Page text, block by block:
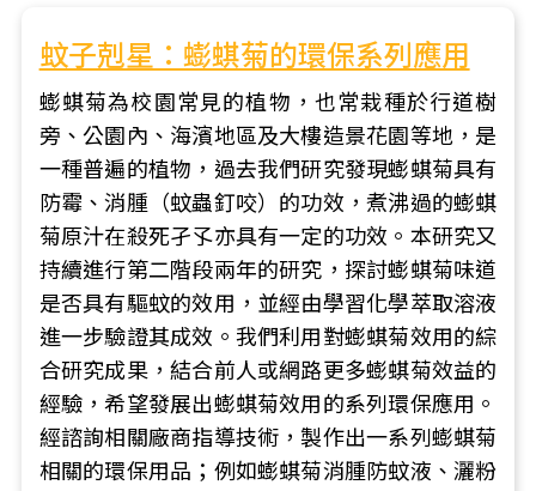
蚊子剋星：蟛蜞菊的環保系列應用
蟛蜞菊為校園常見的植物，也常栽種於行道樹
旁、公園內、海濱地區及大樓造景花園等地，是
一種普遍的植物，過去我們研究發現蟛蜞菊具有
防霉、消腫（蚊蟲釘咬）的功效，煮沸過的蟛蜞
菊原汁在殺死孑孓亦具有一定的功效。本研究又
持續進行第二階段兩年的研究，探討蟛蜞菊味道
是否具有驅蚊的效用，並經由學習化學萃取溶液
進一步驗證其成效。我們利用對蟛蜞菊效用的綜
合研究成果，結合前人或網路更多蟛蜞菊效益的
經驗，希望發展出蟛蜞菊效用的系列環保應用。
經諮詢相關廠商指導技術，製作出一系列蟛蜞菊
相關的環保用品；例如蟛蜞菊消腫防蚊液、灑粉